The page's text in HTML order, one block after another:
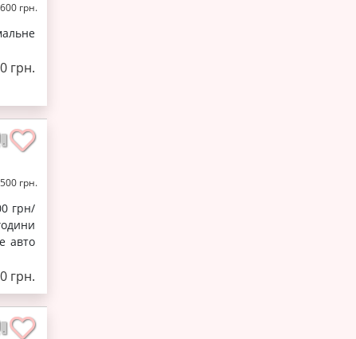
грн.
грн.
грн.
грн/
авто
грн.